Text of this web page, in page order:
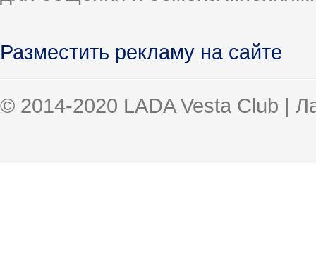
Разместить рекламу на сайте
© 2014-2020 LADA Vesta Club |